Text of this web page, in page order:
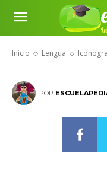
Inicio Lengua
Iconografía
POR